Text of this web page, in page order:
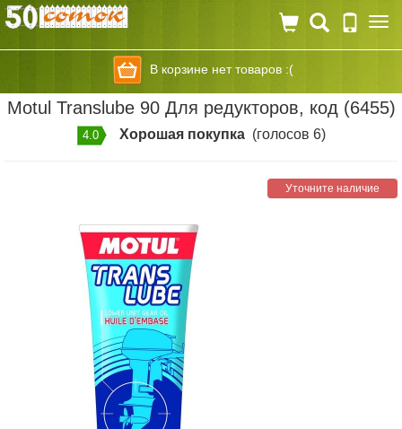
В корзине нет товаров :(
Motul Translube 90 Для редукторов, код (6455)
4.0 Хорошая покупка (голосов 6)
Уточните наличие